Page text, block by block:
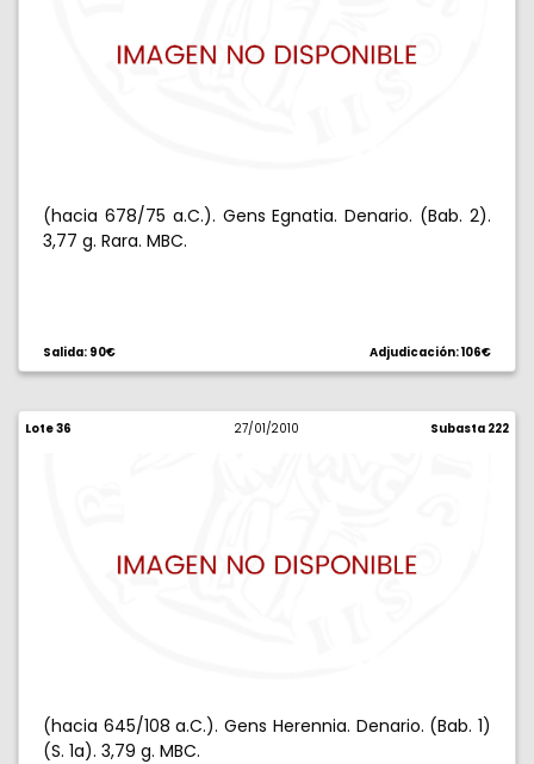
(hacia 678/75 a.C.). Gens Egnatia. Denario. (Bab. 2).
3,77 g. Rara. MBC.
Salida: 90€ Adjudicación: 106€
Lote 36 27/01/2010 Subasta 222
(hacia 645/108 a.C.). Gens Herennia. Denario. (Bab. 1)
(S. 1a). 3,79 g. MBC.